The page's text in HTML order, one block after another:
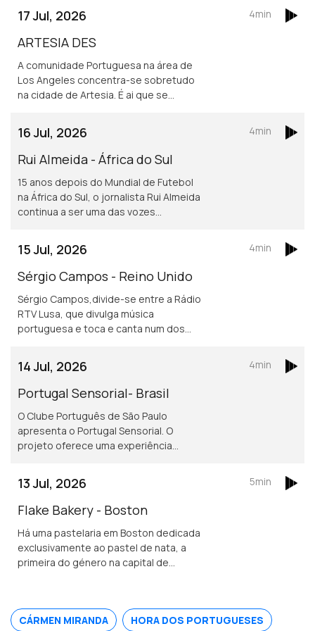
17 Jul, 2026
ARTESIA DES
A comunidade Portuguesa na área de
Los Angeles concentra-se sobretudo
na cidade de Artesia. É ai que se
Portugueses nos Estados Unidos.
4min
16 Jul, 2026
Rui Almeida - África do Sul
15 anos depois do Mundial de Futebol
na África do Sul, o jornalista Rui Almeida
continua a ser uma das vozes
lusofonia.
4min
15 Jul, 2026
Sérgio Campos - Reino Unido
Sérgio Campos,divide-se entre a Rádio
RTV Lusa, que divulga música
portuguesa e toca e canta num dos
4min
14 Jul, 2026
Portugal Sensorial- Brasil
O Clube Português de São Paulo
apresenta o Portugal Sensorial. O
projeto oferece uma experiência
e um show audiovisual tecnológico.
4min
13 Jul, 2026
Flake Bakery - Boston
Há uma pastelaria em Boston dedicada
exclusivamente ao pastel de nata, a
primeira do género na capital de
5min
CÁRMEN MIRANDA HORA DOS PORTUGUESES